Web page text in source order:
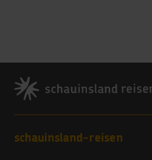
Footer
Footer navigation
schauinsland-reisen